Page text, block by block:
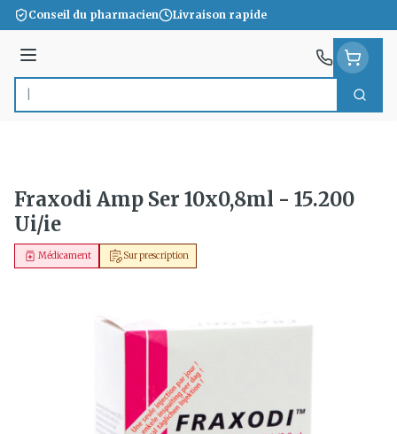
Aller au contenu
Conseil du pharmacien Livraison rapide
Menu
Rechercher
Fraxodi Amp Ser 10x0,8ml - 15.200
Ui/ie
Sur prescription
Médicament